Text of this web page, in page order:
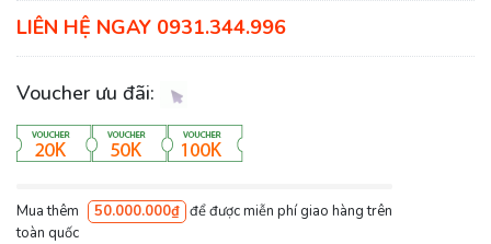
LIÊN HỆ NGAY 0931.344.996
Voucher ưu đãi:
Mua thêm 50.000.000₫ để được miễn phí giao hàng trên
toàn quốc